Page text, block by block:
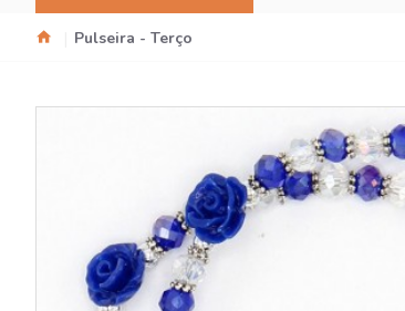
Pulseira - Terço